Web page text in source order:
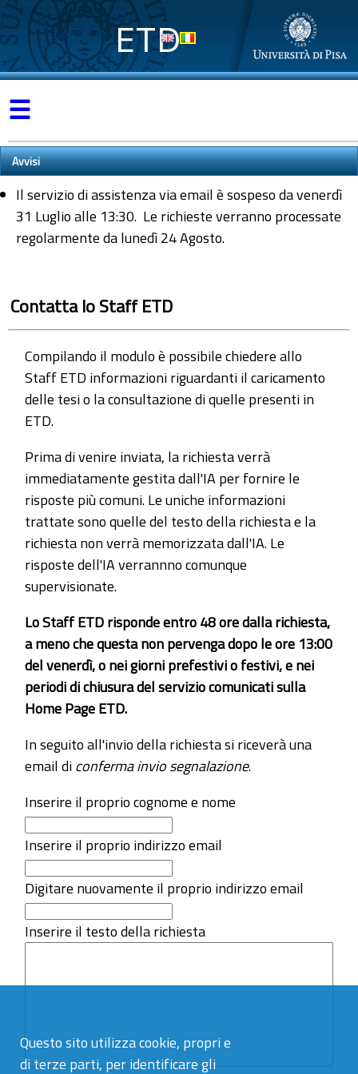
Questo sito utilizza cookie, propri e
di terze parti, per identificare gli
ETD
☰
Avvisi
Il servizio di assistenza via email è sospeso da venerdì
31 Luglio alle 13:30. Le richieste verranno processate
regolarmente da lunedì 24 Agosto.
Contatta lo Staff ETD
Compilando il modulo è possibile chiedere allo
Staff ETD informazioni riguardanti il caricamento
delle tesi o la consultazione di quelle presenti in
ETD.
Prima di venire inviata, la richiesta verrà
immediatamente gestita dall'IA per fornire le
risposte più comuni. Le uniche informazioni
trattate sono quelle del testo della richiesta e la
richiesta non verrà memorizzata dall'IA. Le
risposte dell'IA verrannno comunque
supervisionate.
Lo Staff ETD risponde entro 48 ore dalla richiesta,
a meno che questa non pervenga dopo le ore 13:00
del venerdì, o nei giorni prefestivi o festivi, e nei
periodi di chiusura del servizio comunicati sulla
Home Page ETD.
In seguito all'invio della richiesta si riceverà una
email diconferma invio segnalazione.
Inserire il proprio cognome e nome
Inserire il proprio indirizzo email
Digitare nuovamente il proprio indirizzo email
Inserire il testo della richiesta